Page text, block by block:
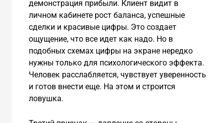
демонстрация прибыли. Клиент видит в
личном кабинете рост баланса, успешные
сделки и красивые цифры. Это создает
ощущение, что все идет как надо. Но в
подобных схемах цифры на экране нередко
нужны только для психологического эффекта.
Человек расслабляется, чувствует уверенность
и готов внести еще. На этом и строится
ловушка.